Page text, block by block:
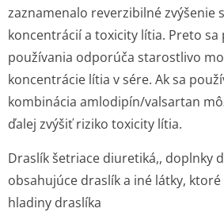
zaznamenalo reverzibilné zvýšenie
koncentrácií a toxicity lítia. Preto sa
používania odporúča starostlivo
koncentrácie lítia v sére. Ak sa
kombinácia amlodipín/valsartan
ďalej zvýšiť riziko toxicity lítia.
Draslík šetriace diuretiká,, doplnky
obsahujúce draslík a iné látky,
hladiny draslíka